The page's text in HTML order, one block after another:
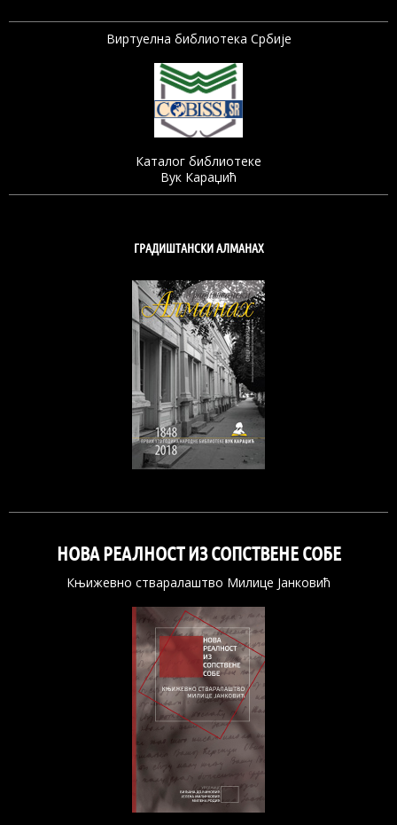
Виртуелна библиотека Србије
Каталог библиотеке
Вук Караџић
ГРАДИШТАНСКИ АЛМАНАХ
НОВА РЕАЛНОСТ ИЗ СОПСТВЕНЕ СОБЕ
Књижевно стваралаштво Милице Јанковић